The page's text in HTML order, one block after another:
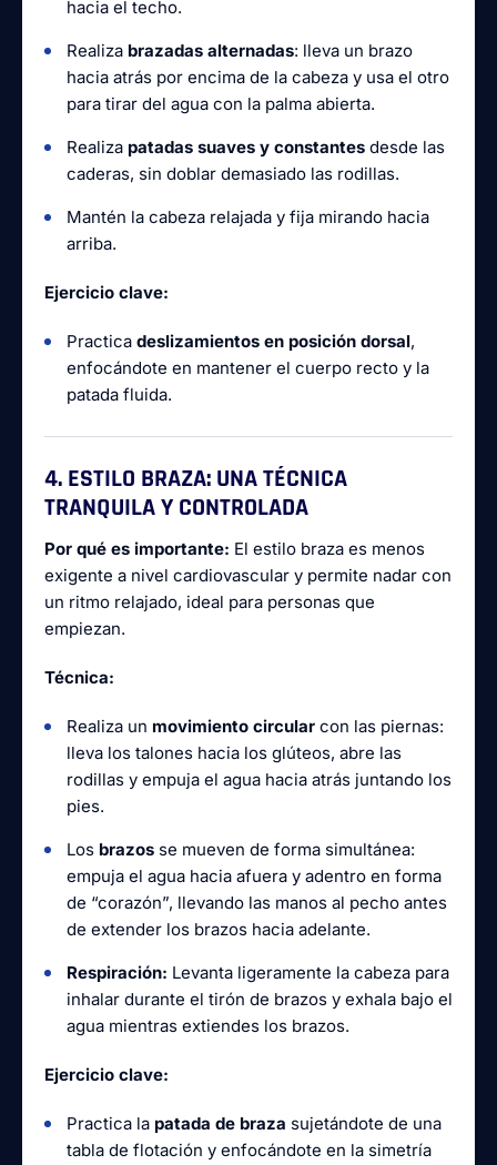
hacia el techo.
Realiza brazadas alternadas: lleva un brazo
hacia atrás por encima de la cabeza y usa el otro
para tirar del agua con la palma abierta.
Realiza patadas suaves y constantes desde las
caderas, sin doblar demasiado las rodillas.
Mantén la cabeza relajada y fija mirando hacia
arriba.
Ejercicio clave:
Practica deslizamientos en posición dorsal,
enfocándote en mantener el cuerpo recto y la
patada fluida.
4. ESTILO BRAZA: UNA TÉCNICA
TRANQUILA Y CONTROLADA
Por qué es importante: El estilo braza es menos
exigente a nivel cardiovascular y permite nadar con
un ritmo relajado, ideal para personas que
empiezan.
Técnica:
Realiza un movimiento circular con las piernas:
lleva los talones hacia los glúteos, abre las
rodillas y empuja el agua hacia atrás juntando los
pies.
Los brazos se mueven de forma simultánea:
empuja el agua hacia afuera y adentro en forma
de “corazón”, llevando las manos al pecho antes
de extender los brazos hacia adelante.
Respiración: Levanta ligeramente la cabeza para
inhalar durante el tirón de brazos y exhala bajo el
agua mientras extiendes los brazos.
Ejercicio clave:
Practica la patada de braza sujetándote de una
tabla de flotación y enfocándote en la simetría